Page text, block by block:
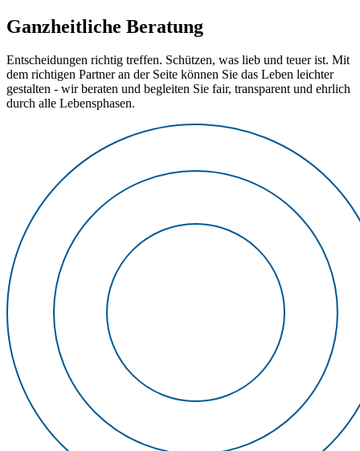
Ganzheitliche Beratung
Entscheidungen richtig treffen. Schützen, was lieb und teuer ist. Mit
dem richtigen Partner an der Seite können Sie das Leben leichter
gestalten - wir beraten und begleiten Sie fair, transparent und ehrlich
durch alle Lebensphasen.